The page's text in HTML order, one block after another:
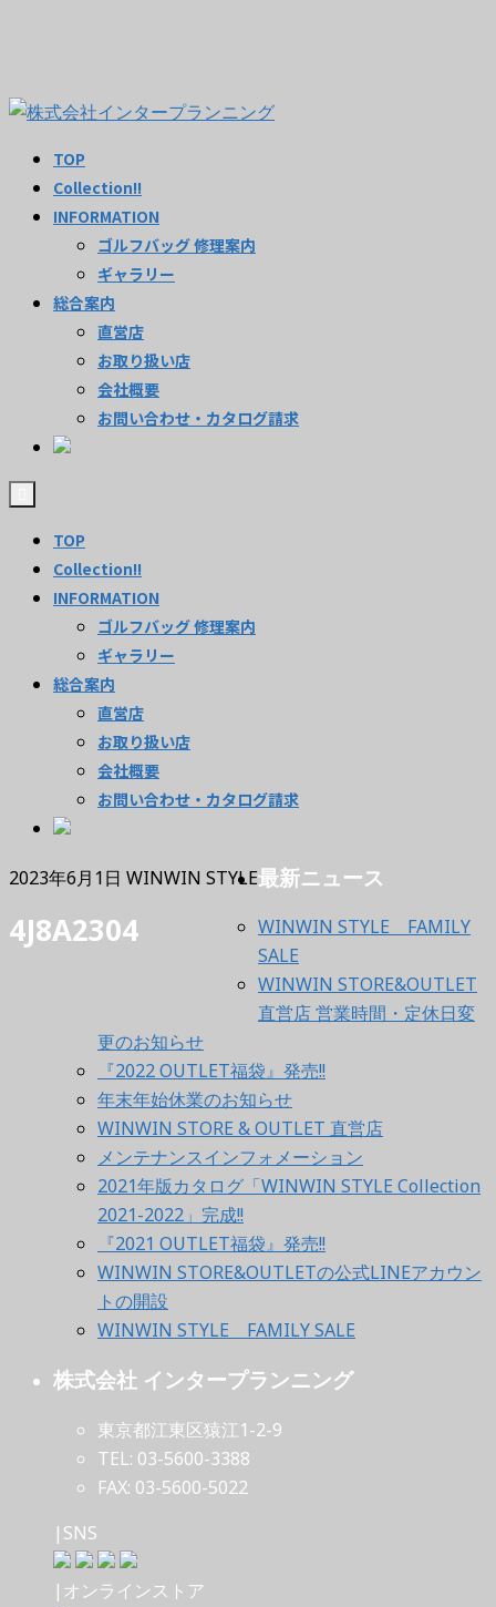
TOP
Collection!!
INFORMATION
ゴルフバッグ 修理案内
ギャラリー
総合案内
直営店
お取り扱い店
会社概要
お問い合わせ・カタログ請求
TOP
Collection!!
INFORMATION
ゴルフバッグ 修理案内
ギャラリー
総合案内
直営店
お取り扱い店
会社概要
お問い合わせ・カタログ請求
2023年6月1日 WINWIN STYLE
4J8A2304
最新ニュース
WINWIN STYLE FAMILY
SALE
WINWIN STORE&OUTLET
直営店 営業時間・定休日変
更のお知らせ
『2022 OUTLET福袋』発売!!
年末年始休業のお知らせ
WINWIN STORE & OUTLET 直営店
メンテナンスインフォメーション
2021年版カタログ「WINWIN STYLE Collection
2021-2022」完成!!
『2021 OUTLET福袋』発売!!
WINWIN STORE&OUTLETの公式LINEアカウン
トの開設
WINWIN STYLE FAMILY SALE
株式会社 インタープランニング
東京都江東区猿江1-2-9
TEL: 03-5600-3388
FAX: 03-5600-5022
|SNS
|オンラインストア